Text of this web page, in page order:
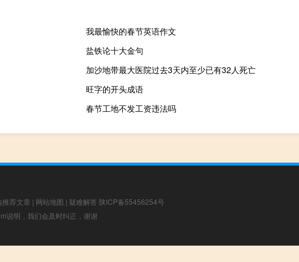
我最愉快的春节英语作文
盐铁论十大金句
加沙地带最大医院过去3天内至少已有32人死亡
旺字的开头成语
春节工地不发工资违法吗
推荐文章 | 网站地图 | 疑难解答 陕ICP备55456254号
说明，我们会及时纠正，谢谢